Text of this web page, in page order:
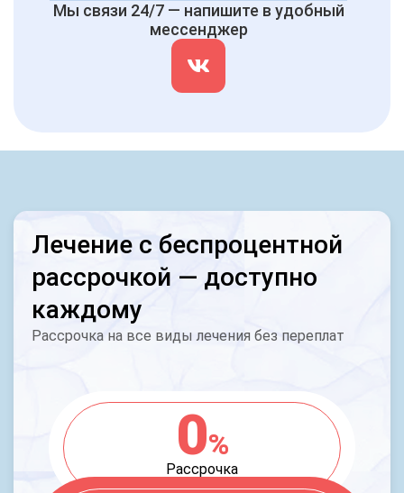
Мы связи 24/7 — напишите в удобный
мессенджер
Лечение с беспроцентной
рассрочкой — доступно
каждому
Рассрочка на все виды лечения без переплат
0%
Рассрочка